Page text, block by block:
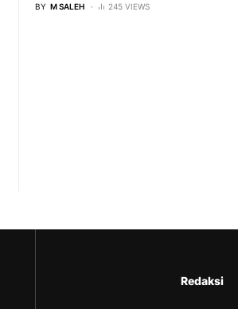
BY M SALEH 245 VIEWS
Redaksi